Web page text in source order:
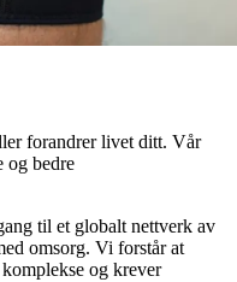
forandrer livet ditt. Vår
og bedre
til et globalt nettverk av
omsorg. Vi forstår at
og krever